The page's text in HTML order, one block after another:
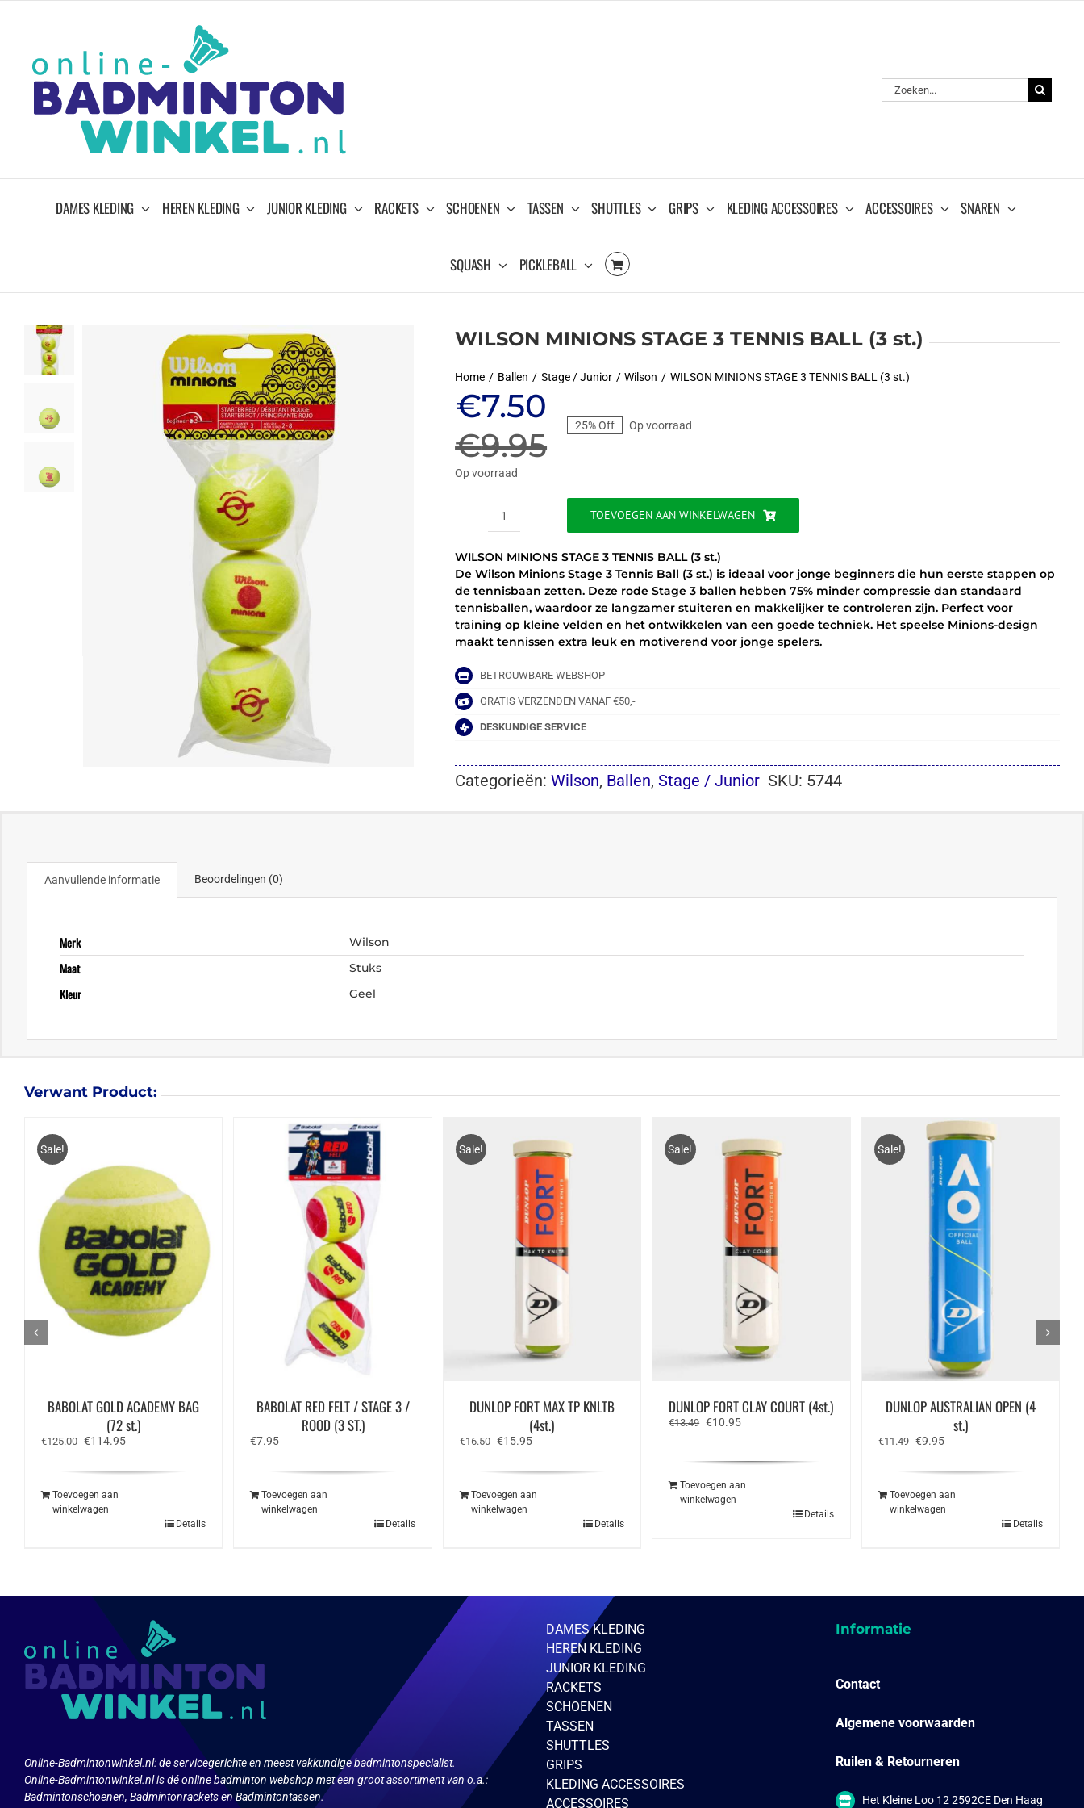
Zoeken
naar:
DAMES KLEDING HEREN KLEDING JUNIOR KLEDING RACKETS SCHOENEN TASSEN SHUTTLES GRIPS KLEDING ACCESSOIRES ACCESSOIRES SNAREN
SQUASH PICKLEBALL
WILSON MINIONS STAGE 3 TENNIS BALL (3 st.)
Home Ballen Stage / Junior Wilson WILSON MINIONS STAGE 3 TENNIS BALL (3 st.)
€9.95
Oorspronkelijke
prijs
was:
€9.95.
€7.50
Huidige
prijs
is:
€7.50.
25% Off Op voorraad
Op voorraad
WILSON
STAGE
3
TENNIS
BALL
(3
st.)
TOEVOEGEN AAN WINKELWAGEN
WILSON MINIONS STAGE 3 TENNIS BALL (3 st.)
De Wilson Minions Stage 3 Tennis Ball (3 st.) is ideaal voor jonge beginners die hun eerste stappen op
de tennisbaan zetten. Deze rode Stage 3 ballen hebben 75% minder compressie dan standaard
tennisballen, waardoor ze langzamer stuiteren en makkelijker te controleren zijn. Perfect voor
training op kleine velden en het ontwikkelen van een goede techniek. Het speelse Minions-design
maakt tennissen extra leuk en motiverend voor jonge spelers.
BETROUWBARE WEBSHOP
GRATIS VERZENDEN VANAF €50,-
DESKUNDIGE SERVICE
Categorieën:Wilson, Ballen,Stage / Junior SKU: 5744
Aanvullende informatie Beoordelingen (0)
Merk Wilson
Maat Stuks
Kleur Geel
Verwant Product:
Sale!
BABOLAT GOLD ACADEMY BAG
(72 st.)
€125.00 Oorspronkelijke
€114.95Huidige
Toevoegen aan
winkelwagen
Details
BABOLAT RED FELT / STAGE 3 /
ROOD (3 ST.)
€7.95
Toevoegen aan
winkelwagen
Details
Sale!
DUNLOP FORT MAX TP KNLTB
(4st.)
€16.50 Oorspronkelijke
€15.95Huidige
Toevoegen aan
winkelwagen
Details
Sale!
DUNLOP FORT CLAY COURT (4st.)
€13.49 Oorspronkelijke
€13.49.
€10.95Huidige
€10.95.
Toevoegen aan
winkelwagen
Details
Sale!
DUNLOP AUSTRALIAN OPEN (4
st.)
€11.49 Oorspronkelijke
€9.95Huidige
Toevoegen aan
winkelwagen
Details
Online-Badmintonwinkel.nl:de servicegerichte en meest vakkundige badmintonspecialist.
Online-Badmintonwinkel.nl is dé online badminton webshop met een groot assortiment van o.a.:
Badmintonschoenen, Badmintonrackets en Badmintontassen.
DAMES KLEDING
HEREN KLEDING
JUNIOR KLEDING
RACKETS
SCHOENEN
TASSEN
SHUTTLES
GRIPS
KLEDING ACCESSOIRES
ACCESSOIRES
Informatie
Contact
Algemene voorwaarden
Ruilen & Retourneren
Het Kleine Loo 12 2592CE Den Haag